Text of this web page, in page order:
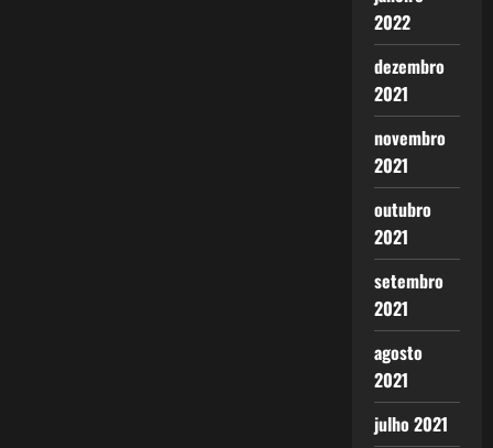
2022
dezembro
2021
novembro
2021
outubro
2021
setembro
2021
agosto
2021
julho 2021